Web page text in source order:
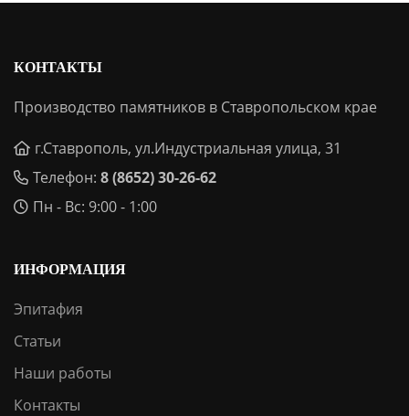
КОНТАКТЫ
Производство памятников в Ставропольском крае
г.Ставрополь, ул.Индустриальная улица, 31
Телефон: 8 (8652) 30-26-62
Пн - Вс: 9:00 - 1:00
ИНФОРМАЦИЯ
Эпитафия
Статьи
Наши работы
Контакты